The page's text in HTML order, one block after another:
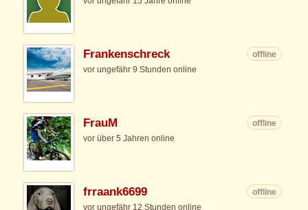
Frankenschreck
offline
vor ungefähr 9 Stunden online
FrauM
offline
vor über 5 Jahren online
frraank6699
offline
vor ungefähr 12 Stunden online